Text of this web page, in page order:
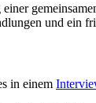
und ein
in einem